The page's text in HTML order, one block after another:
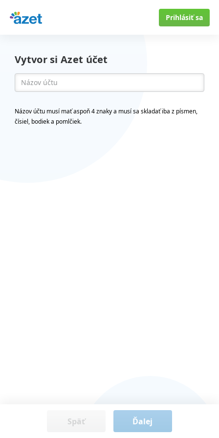
Prihlásiť sa
Vytvor si Azet účet
Názov účtu musí mať aspoň 4 znaky a musí sa skladať iba z písmen,
čísiel, bodiek a pomlčiek.